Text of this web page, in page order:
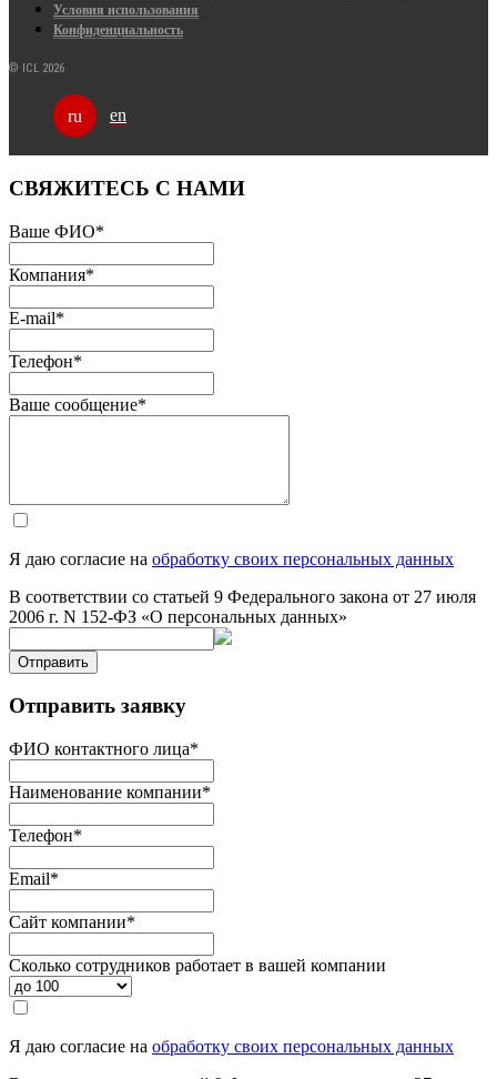
Условия использования
Конфиденциальность
© ICL 2026
ru en
СВЯЖИТЕСЬ С НАМИ
Ваше ФИО*
Компания*
E-mail*
Телефон*
Ваше сообщение*
Я даю согласие на обработку своих персональных данных
В соответствии со статьей 9 Федерального закона от 27 июля
2006 г. N 152-ФЗ «О персональных данных»
Отправить
Отправить заявку
ФИО контактного лица*
Наименование компании*
Телефон*
Email*
Сайт компании*
Сколько сотрудников работает в вашей компании
Я даю согласие на обработку своих персональных данных